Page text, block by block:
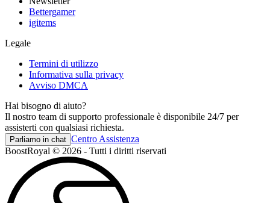
Bettergamer
igitems
Legale
Termini di utilizzo
Informativa sulla privacy
Avviso DMCA
Hai bisogno di aiuto?
Il nostro team di supporto professionale è disponibile 24/7 per
assisterti con qualsiasi richiesta.
Parliamo in chat Centro Assistenza
BoostRoyal © 2026 - Tutti i diritti riservati